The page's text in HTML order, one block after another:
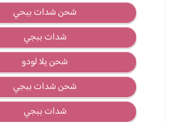
شحن شدات ببحي
شدات ببجي
شحن يلا لودو
شحن شدات ببجي
شدات ببجي